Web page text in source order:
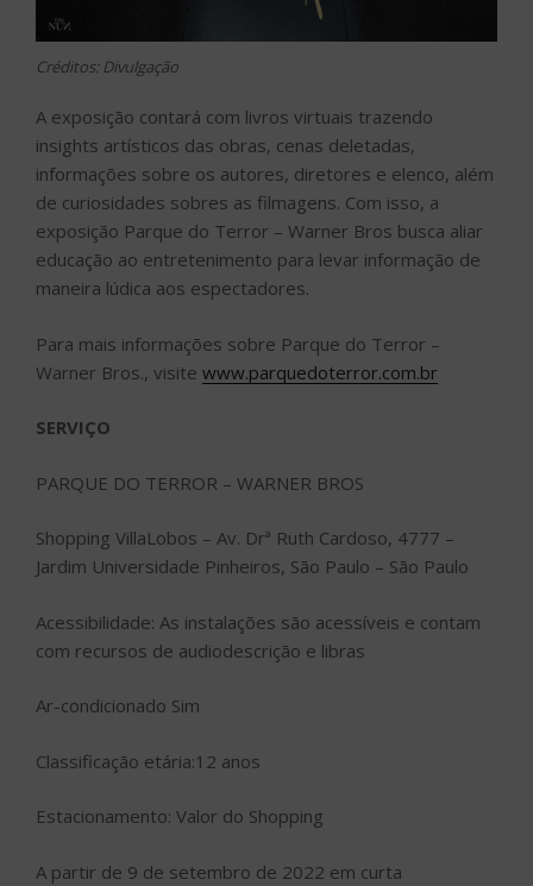
Créditos: Divulgação
A exposição contará com livros virtuais trazendo
insights artísticos das obras, cenas deletadas,
informações sobre os autores, diretores e elenco, além
de curiosidades sobres as filmagens. Com isso, a
exposição Parque do Terror – Warner Bros busca aliar
educação ao entretenimento para levar informação de
maneira lúdica aos espectadores.
Para mais informações sobre Parque do Terror –
Warner Bros., visite www.parquedoterror.com.br
SERVIÇO
PARQUE DO TERROR – WARNER BROS
Shopping VillaLobos – Av. Drª Ruth Cardoso, 4777 –
Jardim Universidade Pinheiros, São Paulo – São Paulo
Acessibilidade: As instalações são acessíveis e contam
com recursos de audiodescrição e libras
Ar-condicionado Sim
Classificação etária:12 anos
Estacionamento: Valor do Shopping
A partir de 9 de setembro de 2022 em curta